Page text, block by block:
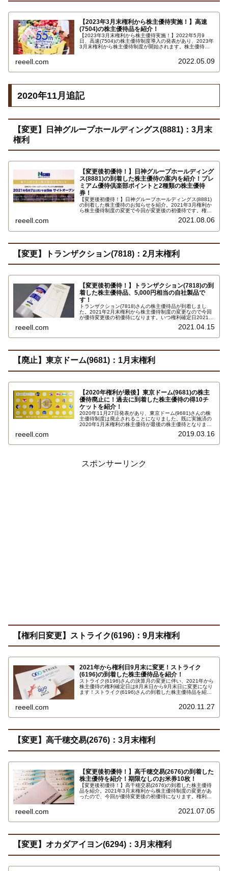
【2023年3月末権利から株主優待実施！】高速
(7504)の株主優待品を紹介！
【2023年3月末権利から株主優待実施！】2022年5月9
日、高速(7504)の株主優待制度導入の発表があり、2023年
3月末権利から株主優待制度が開始されます。株主優待制
らで、株主優待の内容はクオカード、カタログギフト、寄
reeell.com 2022.05.09
2020年11月追記
【変更】日神グループホールディングス(8881)：3月末
権利
【変更後初優待！】日神グループホールディング
ス(8881)の到着した株主優待の案内を紹介！プレ
ミアム優待倶楽部ポイントと2種類の株主優待
券！
【変更後初優待！】日神グループホールディングス(8881)
の到着した株主優待のお知らせを紹介。2021年3月権利か
ら株主優待制度の変更で今回が変更後の初優待です。権利
で、日神グループホールディングス・プレミアム優待倶楽
reeell.com 2021.08.06
【変更】トランザクション(7818)：2月末権利
【変更後初優待！】トランザクション(7818)の到
着した株主優待品、5,000円相当の自社製品で
す！
トランザクション(7818)さんの株主優待品が到着しまし
た。2021年2月末権利から株主優待制度の変更なので今回
が優待変更後の初優待になります。いつ権利確定日2021年
す。詳しい内容は、自動アルコールディスペンサー、除菌
reeell.com 2021.04.15
【廃止】東京ドーム(9681)：1月末権利
【2020年権利が最後】東京ドーム(9681)の株主
優待廃止に！過去に到着した株主優待の得10チ
ケットを紹介！
2020年11月27日発表があり、東京ドーム(9681)さんの株
主優待制度は廃止されることになりました。既に実施済の
2020年1月末権利の株主優待が最後の株主優待となりま
な株主優待だったので非常に残念です。景気が良くなった
reeell.com 2019.03.16
スポンサーリンク
【権利日変更】ストライク(6196)：9月末権利
2021年から権利日9月末に変更！ストライク
(6196)の到着した株主優待品を紹介！
ストライク(6196)さんの決算月の変更に伴い、2021年から
株主優待の権利確定日は8月末日から9月末日に変更になり
ます！ストライク(6196)さんの到着した株主優待品を紹介
株以上で1,000円の ギフト柄のクオカード（ＱＵＯカー
reeell.com 2020.11.27
【変更】高千穂交易(2676)：3月末権利
【変更後初優待！】高千穂交易(2676)の到着した
株主優待を紹介！期限なしのお米券10枚！
【変更後初優待！】高千穂交易(2676)の到着した株主優待
品を紹介。2021年3月末権利から株主優待制度の変更があ
ったので、今回が優待変更後の初優待になります。権利確
国共通おこめギフト券(お米券)1kg相当10枚合計4,400円相
reeell.com 2021.07.05
【変更】オカダアイヨン(6294)：3月末権利